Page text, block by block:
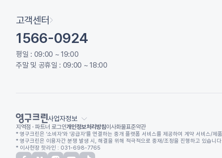
고객센터
1566-0924
평일 : 09:00 ~ 19:00
주말 및 공휴일 : 09:00 ~ 18:00
사업자정보
지역점 · 파트너 로그인개인정보처리방침이사화물표준약관
* 영구크린은 ‘소비자’와 ‘공급자’를 연결하는 중개 플랫폼 서비스를 제공하여 계약 서비스/
* 영구크린은 이용자간 분쟁 발생 시, 해결을 위해 적극적으로 중재/조정을 진행하고 있습
* 이사현장 핫라인 : 031-698-7765